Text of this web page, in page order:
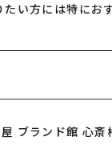
い方には特にお
ブランド館 心斎